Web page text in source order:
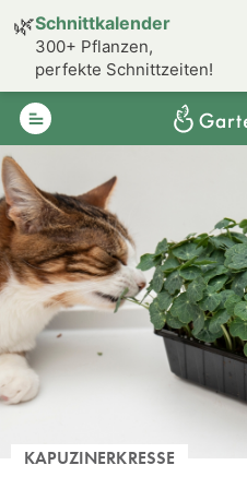
KAPUZINERKRESSE
🌿Schnittkalender
300+ Pflanzen,
perfekte Schnittzeiten!